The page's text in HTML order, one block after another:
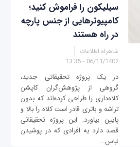
سیلیکون را فراموش کنید؛
کامپیوتر‌هایی از جنس پارچه
در راه هستند
شاهراه اطلاعات
06/11/1402 - 13:35
در یک پروژه تحقیقاتی جدید،
گروهی از پژوهش‌گران کاپشن
کلاه‌داری را طراحی ‌کرده‌اند که بدون
تراشه و باتری قادر است کلاه را بالا و
پایین بیاورد. این پروژه تحقیقاتی
قصد دارد به افرادی که در پوشیدن
لباس...